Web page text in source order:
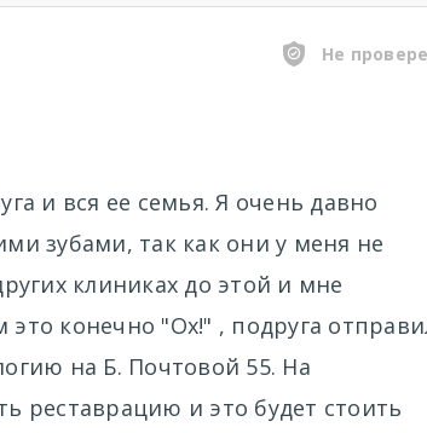
Не
и вся ее семья. Я очень давно
зубами, так как они у меня не
клиниках до этой и мне
конечно "Ох!" , подруга
на Б. Почтовой 55. На
реставрацию и это будет стоить